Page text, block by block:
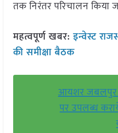
तक निरंतर परिचालन किया
महत्वपूर्ण खबर:इन्वेस्ट
की समीक्षा बैठक
आयशर जबलपुर
पर उपलब्ध